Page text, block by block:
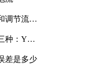
调节流量
种：Y
差是多少